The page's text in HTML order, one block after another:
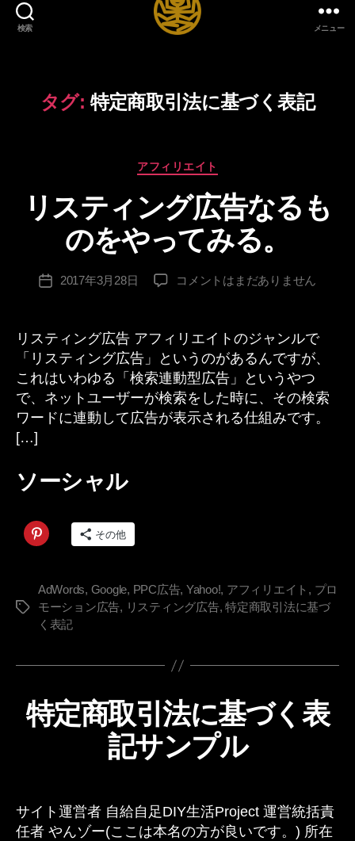
検索
足
DIY
ブ
グ
メニュー
タグ: 特定商取引法に基づく表記
カ
ゴ
リ
ー
アフィリエイト
リスティング広告なるも
のをやってみる。
稿
者
:
lo
n
g
e
e
s
pr
in
g
投
2017年3月28日
リ
ィ
ン
グ
広
告
な
へ
の
コメントはまだありません
リスティング広告 アフィリエイトのジャンルで
「リスティング広告」というのがあるんですが、
これはいわゆる「検索連動型広告」というやつ
で、ネットユーザーが検索をした時に、その検索
ワードに連動して広告が表示される仕組みです。
[…]
ソーシャル
その他
タ
AdWords, Google, PPC広告, Yahoo!, アフィリエイト , プロ
モーション広告, リスティング広告,特定商取引法に基づ
く表記
特定商取引法に基づく表
記サンプル
サイト運営者 自給自足DIY生活Project 運営統括責
任者 やんゾー(ここは本名の方が良いです。) 所在